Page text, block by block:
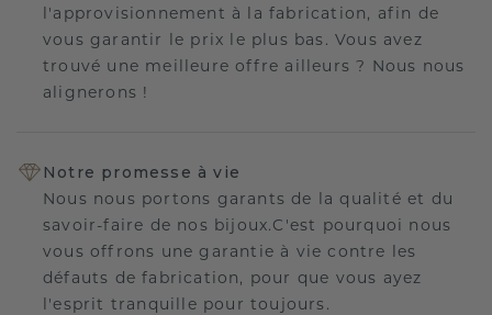
l'approvisionnement à la fabrication, afin de
vous garantir le prix le plus bas. Vous avez
trouvé une meilleure offre ailleurs ? Nous nous
alignerons !
Notre promesse à vie
Nous nous portons garants de la qualité et du
savoir-faire de nos bijoux.C'est pourquoi nous
vous offrons une garantie à vie contre les
défauts de fabrication, pour que vous ayez
l'esprit tranquille pour toujours.